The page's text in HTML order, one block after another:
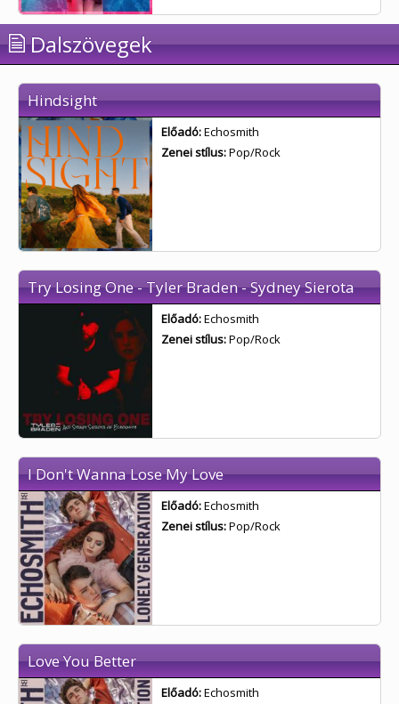
Dalszövegek
Hindsight
Előadó:Echosmith
Zenei stílus:Pop/Rock
Try Losing One - Tyler Braden - Sydney Sierota
Előadó:Echosmith
Zenei stílus:Pop/Rock
I Don't Wanna Lose My Love
Előadó:Echosmith
Zenei stílus:Pop/Rock
Love You Better
Előadó:Echosmith